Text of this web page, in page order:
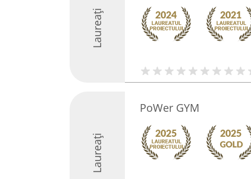
Laureați
Laureați
PoWer GYM